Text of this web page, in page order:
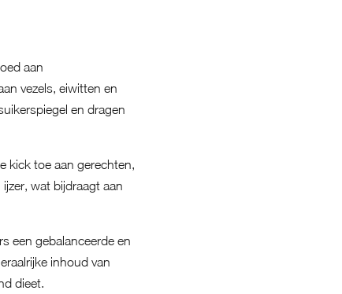
aan
vezels, eiwitten en
en dragen
kick toe aan gerechten,
wat bijdraagt aan
een gebalanceerde en
inhoud van
dieet.